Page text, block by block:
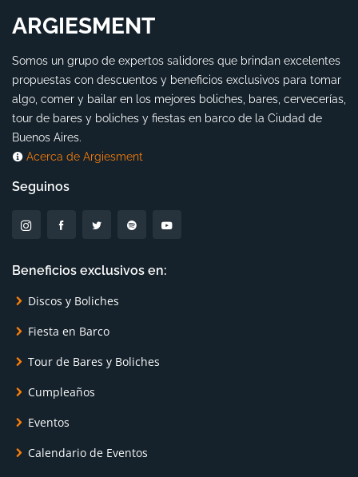
ARGIESMENT
Somos un grupo de expertos salidores que brindan excelentes
propuestas con descuentos y beneficios exclusivos para tomar
algo, comer y bailar en los mejores boliches, bares, cervecerías,
tour de bares y boliches y fiestas en barco de la Ciudad de
Buenos Aires.
Acerca de Argiesment
Seguinos
Beneficios exclusivos en:
Discos y Boliches
Fiesta en Barco
Tour de Bares y Boliches
Cumpleaños
Eventos
Calendario de Eventos